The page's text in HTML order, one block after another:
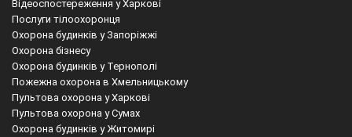
Відеоспостереження у Харкові
Послуги тілоохоронця
Охорона будинків у Запоріжжі
Охорона бізнесу
Охорона будинків у Тернополі
Пожежна охорона в Хмельницькому
Пультова охорона у Харкові
Пультова охорона у Сумах
Охорона будинків у Житомирі